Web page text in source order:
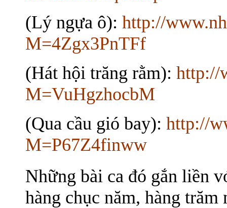
(Lý ngựa ô): http://
M=4Zgx3PnTFf
(Hát hội trăng rằm): http://
M=VuHgzhocbM
(Qua cầu gió bay): http://
M=P67Z4finww
Những bài ca đó gắn liền
hàng chục năm, hàng